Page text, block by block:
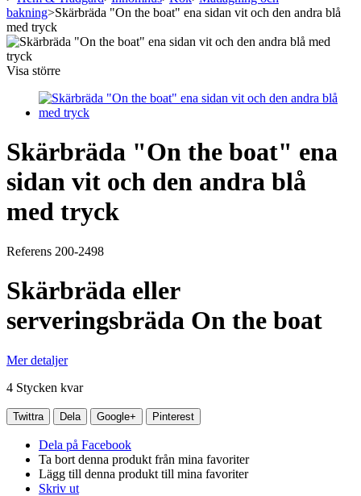
bakning>Skärbräda "On the boat" ena sidan vit och den andra blå
med tryck
Visa större
Skärbräda "On the boat" ena
sidan vit och den andra blå
med tryck
Referens 200-2498
Skärbräda eller
serveringsbräda On the boat
Mer detaljer
4 Stycken kvar
Twittra Dela Google+ Pinterest
Dela på Facebook
Ta bort denna produkt från mina favoriter
Lägg till denna produkt till mina favoriter
Skriv ut